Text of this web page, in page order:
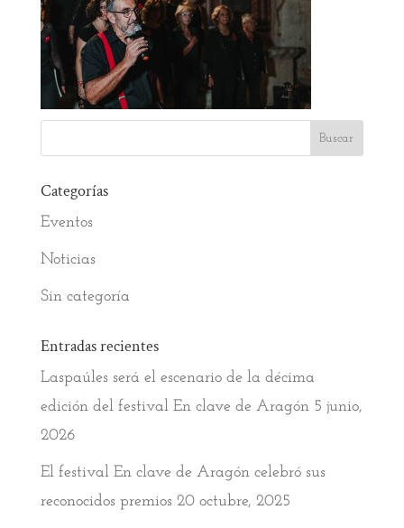
Categorías
Eventos
Noticias
Sin categoría
Entradas recientes
Laspaúles será el escenario de la décima
edición del festival En clave de Aragón 5 junio,
2026
El festival En clave de Aragón celebró sus
reconocidos premios 20 octubre, 2025